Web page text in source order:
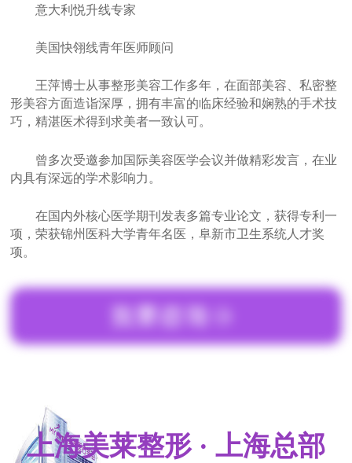
意大利悦升线专家
美国快翎线青年医师顾问
王萍博士从事整形美容工作多年，在面部美容、私密整
形美容方面造诣深厚，拥有丰富的临床经验和娴熟的手术技
巧，精湛医术得到求美者一致认可。
曾多次受邀参加国际美容医学会议并做精彩发言，在业
内具有深远的学术影响力。
在国内外核心医学期刊发表多篇专业论文，获得专利一
项，荣获锦州医科大学青年名医，阜新市卫生系统人才奖
项。
上海美莱整形 · 上海总部